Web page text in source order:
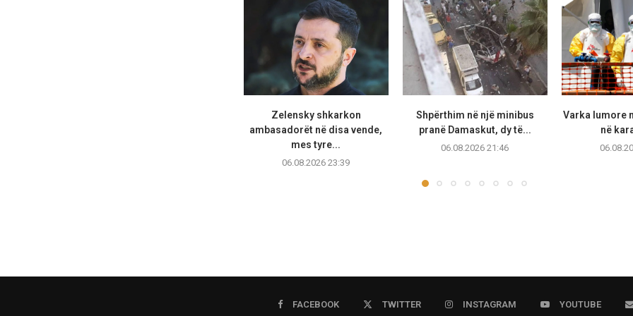
Zelensky shkarkon
ambasadorët në disa vende,
mes tyre...
06.08.2026 23:39
Shpërthim në një minibus
pranë Damaskut, dy të...
06.08.2026 21:46
Varka lumore
në
FACEBOOK TWITTER INSTAGRAM YOUTUBE